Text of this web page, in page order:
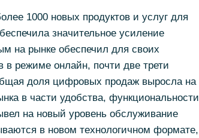
1000 новых продуктов и услуг для
значительное усиление
на рынке обеспечил для своих
в режиме онлайн, почти две трети
доля цифровых продаж выросла на
в части удобства, функциональности
на новый уровень обслуживание
в новом технологичном формате,